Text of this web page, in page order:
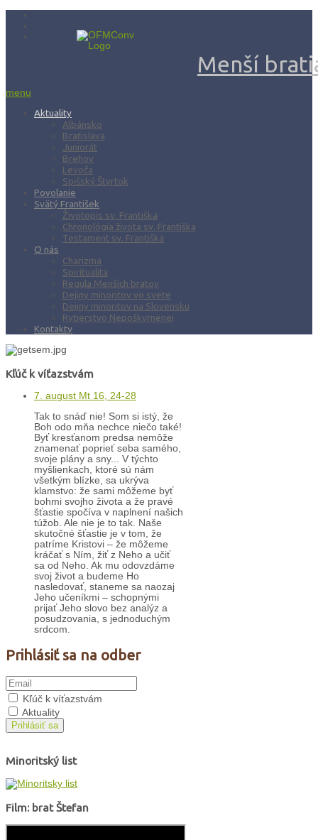
Menší
menu
Aktuality
Albánsko
Bratislava
Juniorát
Brehov
Levoča
Spišský Štvrtok
Povolanie
Svätý František
Životopis sv. Františka
Chronológia života sv. Františka
Testament sv. Františka
O nás
Charizma
Spiritualita
Regula Menších bratov
Dejiny minoritov vo svete
Dejiny minoritov na Slovensku
Rytierstvo Nepoškvrnenej
Kontakty
Kľúč k víťazstvám
7. august Mt 16, 24-28
Tak to snáď nie! Som si istý, že
Boh odo mňa nechce niečo také!
Byť kresťanom predsa nemôže
znamenať poprieť seba samého,
svoje plány a sny... V týchto
myšlienkach, ktoré sú nám
všetkým blízke, sa ukrýva
klamstvo: že sami môžeme byť
bohmi svojho života a že pravé
šťastie spočíva v naplnení našich
túžob. Ale nie je to tak. Naše
skutočné šťastie je v tom, že
patríme Kristovi – že môžeme
kráčať s Ním, žiť z Neho a učiť
sa od Neho. Ak mu odovzdáme
svoj život a budeme Ho
nasledovať, staneme sa naozaj
Jeho učeníkmi – schopnými
prijať Jeho slovo bez analýz a
posudzovania, s jednoduchým
srdcom.
Prihlásiť sa na odber
Kľúč k víťazstvám
Aktuality
Prihlásiť sa
Minoritský list
Film: brat Štefan